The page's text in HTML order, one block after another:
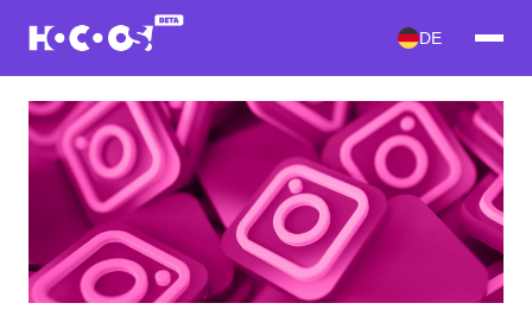
DE